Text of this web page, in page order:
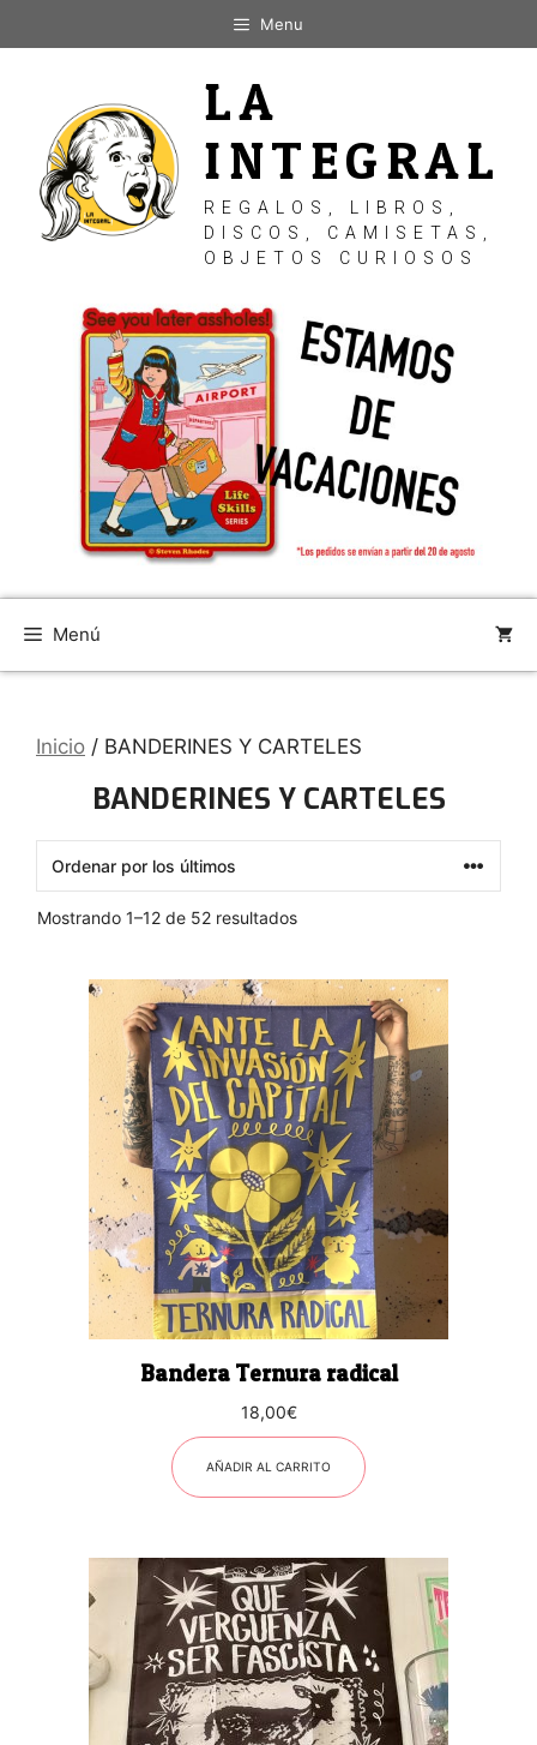
al
Menu
LA
INTEGRAL
REGALOS, LIBROS,
DISCOS, CAMISETAS,
OBJETOS CURIOSOS
Menú
Inicio / BANDERINES Y CARTELES
BANDERINES Y CARTELES
Mostrando 1–12 de 52 resultadosOrdenado
últimos
Bandera Ternura radical
18,00€
AÑADIR AL CARRITO